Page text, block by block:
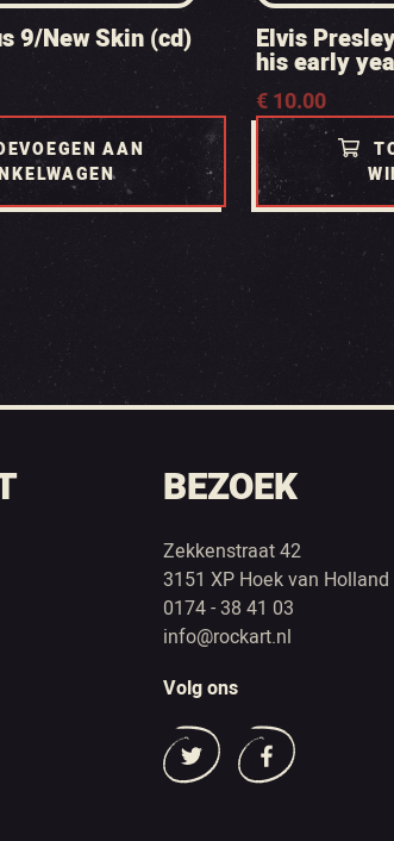
9/New Skin (cd)
AAN
Elvis
his early
€10.00
BEZOEK
Zekkenstraat 42
3151 XP Hoek van Holland
0174 - 38 41 03
info@rockart.nl
Volg ons